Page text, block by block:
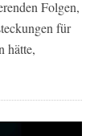
Folgen,
für
hätte,